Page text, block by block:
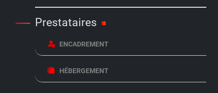
Prestataires
ENCADREMENT
HÉBERGEMENT